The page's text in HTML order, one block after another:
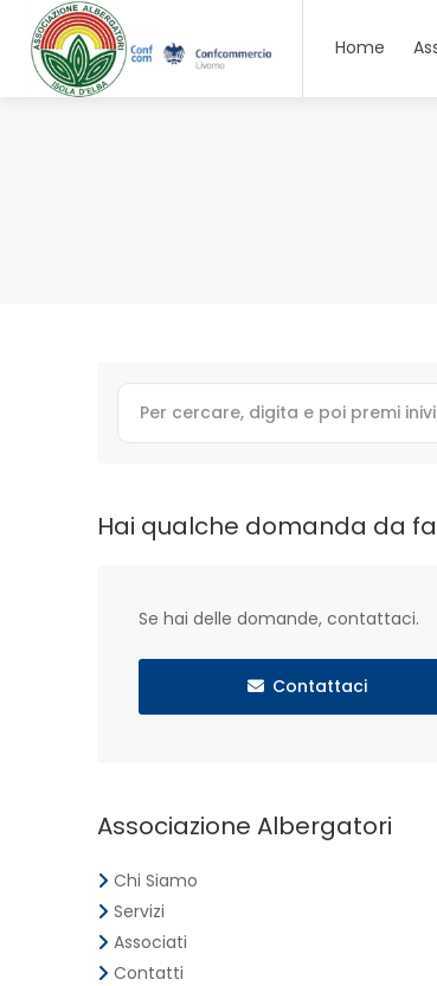
Home
Hai qualche domanda da
Se hai delle domande, contattaci.
Contattaci
Associazione Albergatori
Chi Siamo
Servizi
Associati
Contatti